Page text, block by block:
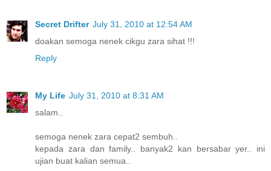
Secret Drifter July 31, 2010 at 12:54 AM
doakan semoga nenek cikgu zara sihat !!!
Reply
My Life July 31, 2010 at 8:31 AM
salam..
semoga nenek zara cepat2 sembuh..
kepada zara dan family.. banyak2 kan bersabar yer.. ini
ujian buat kalian semua..